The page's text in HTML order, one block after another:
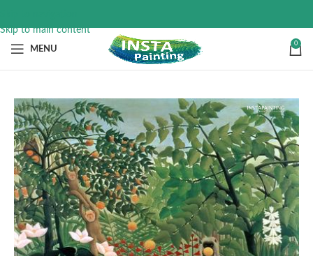
Skip to main content
MENU
0